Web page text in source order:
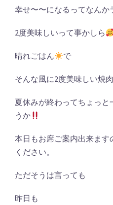
幸せ〜〜になるってなんか
2度美味しいって事かしら
晴れごはん で
そんな風に2度美味しい焼
夏休みが終わってちょっと
うか
本日もお席ご案内出来ま
ください。
ただそうは言っても
昨日も